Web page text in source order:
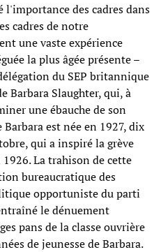
l'importance des cadres dans
cadres de notre
une vaste expérience
la plus âgée présente –
du SEP britannique
Barbara Slaughter, qui, à
une ébauche de son
est née en 1927, dix
qui a inspiré la grève
La trahison de cette
bureaucratique des
opportuniste du parti
le dénuement
pans de la classe ouvrière
de jeunesse de Barbara.